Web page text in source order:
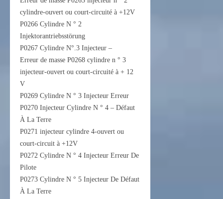
cylindre-ouvert ou court-circuité à +12V
P0266 Cylindre N ° 2
Injektorantriebsstörung
P0267 Cylindre N°.3 Injecteur –
Erreur de masse P0268 cylindre n ° 3
injecteur-ouvert ou court-circuité à + 12
V
P0269 Cylindre N ° 3 Injecteur Erreur
P0270 Injecteur Cylindre N ° 4 – Défaut
À La Terre
P0271 injecteur cylindre 4-ouvert ou
court-circuit à +12V
P0272 Cylindre N ° 4 Injecteur Erreur De
Pilote
P0273 Cylindre N ° 5 Injecteur De Défaut
À La Terre